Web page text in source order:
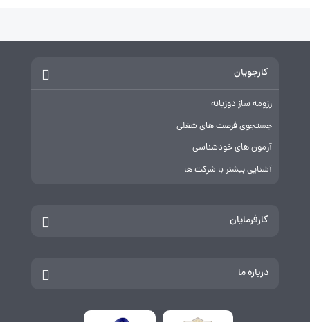
کارجویان
رزومه ساز دوزبانه
جستجوی فرصت های شغلی
آزمون های خودشناسی
آشنایی بیشتر با شرکت ها
کارفرمایان
درباره ما